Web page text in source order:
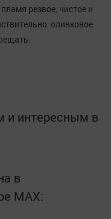
резвое, чистое и
оливковое
интересным в
в
MАХ: